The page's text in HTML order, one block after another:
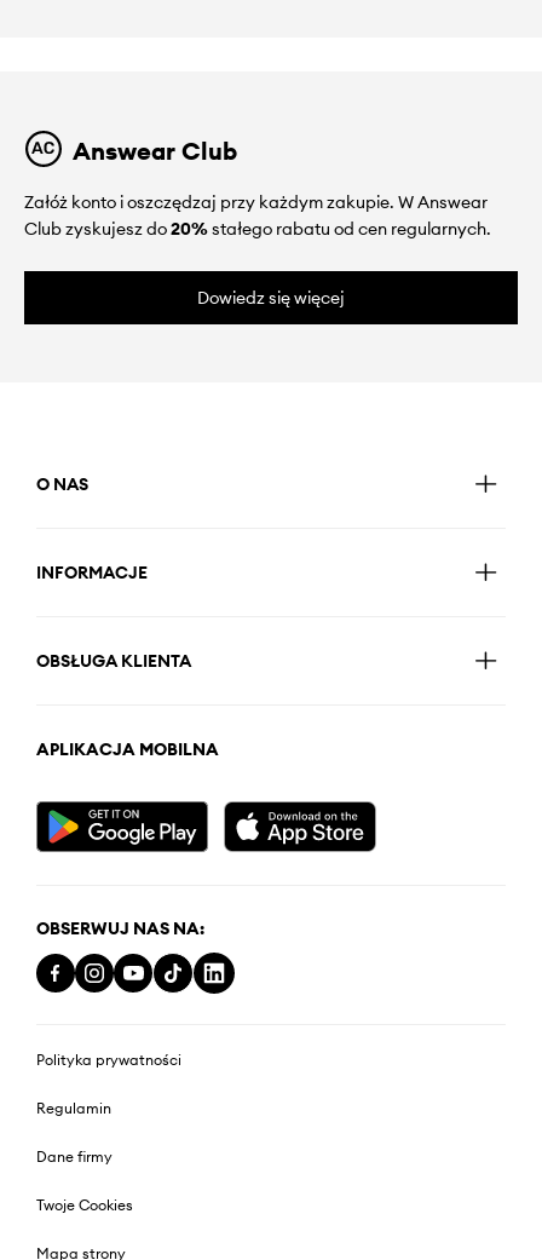
Answear Club
Załóż konto i oszczędzaj przy każdym zakupie. W Answear
Club zyskujesz do20%stałego rabatu od cen regularnych.
Dowiedz się więcej
O NAS
INFORMACJE
OBSŁUGA KLIENTA
APLIKACJA MOBILNA
OBSERWUJ NAS NA:
Polityka prywatności
Regulamin
Dane firmy
Twoje Cookies
Mapa strony